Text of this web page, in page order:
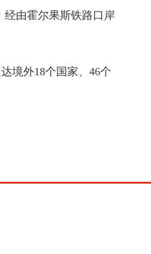
由霍尔果斯铁路口岸
境外18个国家、46个